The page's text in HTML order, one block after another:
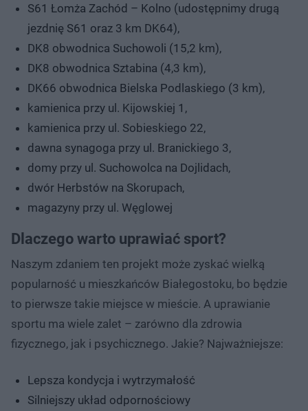
S61 Łomża Zachód – Kolno (udostępnimy drugą
jezdnię S61 oraz 3 km DK64),
DK8 obwodnica Suchowoli (15,2 km),
DK8 obwodnica Sztabina (4,3 km),
DK66 obwodnica Bielska Podlaskiego (3 km),
kamienica przy ul. Kijowskiej 1,
kamienica przy ul. Sobieskiego 22,
dawna synagoga przy ul. Branickiego 3,
domy przy ul. Suchowolca na Dojlidach,
dwór Herbstów na Skorupach,
magazyny przy ul. Węglowej
Dlaczego warto uprawiać sport?
Naszym zdaniem ten projekt może zyskać wielką
popularność u mieszkańców Białegostoku, bo będzie
to pierwsze takie miejsce w mieście. A uprawianie
sportu ma wiele zalet – zarówno dla zdrowia
fizycznego, jak i psychicznego. Jakie? Najważniejsze:
Lepsza kondycja i wytrzymałość
Silniejszy układ odpornościowy